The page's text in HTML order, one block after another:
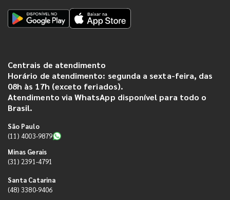
Centrais de atendimento
Horário de atendimento: segunda a sexta-feira, das
08h às 17h (exceto feriados).
Atendimento via WhatsApp disponível para todo o
Brasil.
São Paulo
(11) 4003-9879
Minas Gerais
(31) 2391-4791
Santa Catarina
(48) 3380-9406